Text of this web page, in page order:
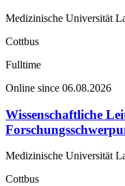
Medizinische Universität
Cottbus
Fulltime
Online since 06.08.2026
Wissenschaftliche
Medizinische Universität
Cottbus